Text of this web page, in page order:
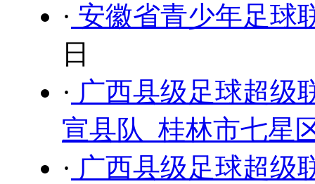
· 安徽省青少年足球
日
· 广西县级足球超级
宣县队 桂林市七星
· 广西县级足球超级